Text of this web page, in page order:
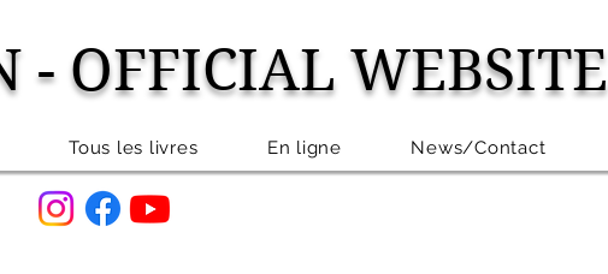
- OFFICIAL WEBSITE
Tous les livres En ligne News/Contact